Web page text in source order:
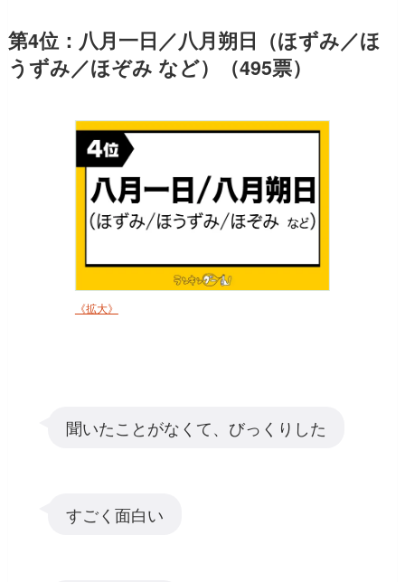
第4位：八月一日／八月朔日（ほずみ／ほ
うずみ／ほぞみ など）（495票）
《拡大》
聞いたことがなくて、びっくりした
すごく面白い